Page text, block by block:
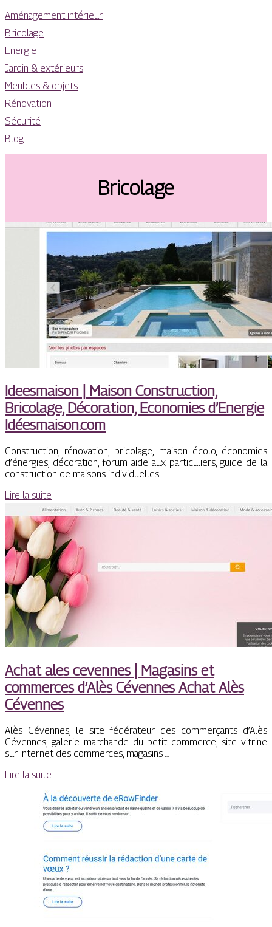
Aménagement intérieur
Bricolage
Energie
Jardin & extérieurs
Meubles & objets
Rénovation
Sécurité
Blog
Bricolage
Ideesmaison | Maison Construction,
Bricolage, Décoration, Economies d’Energie
Idéesmaison.com
Construction, rénovation, bricolage, maison écolo, économies
d’énergies, décoration, forum aide aux particuliers, guide de la
construction de maisons individuelles.
Lire la suite
Achat ales cevennes | Magasins et
commerces d’Alès Cévennes Achat Alès
Cévennes
Alès Cévennes, le site fédérateur des commerçants d’Alès
Cévennes, galerie marchande du petit commerce, site vitrine
sur Internet des commerces, magasins …
Lire la suite